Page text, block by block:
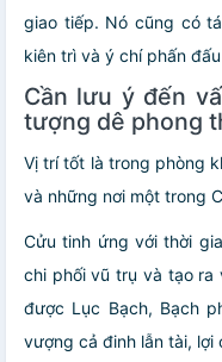
giao tiếp. Nó cũng có
kiên trì và ý chí phấn
Cần lưu ý đến
tượng dê phong
Vị trí tốt là trong phòng
và những nơi một trong
Cửu tinh ứng với thời
chi phối vũ trụ và tạo ra
được Lục Bạch, Bạch
vượng cả đinh lẫn tài, lợi